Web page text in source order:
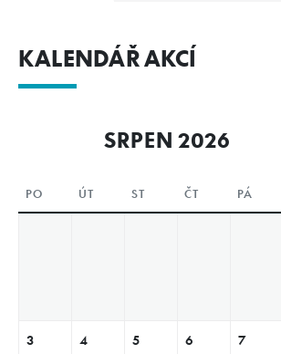
KALENDÁŘ AKCÍ
SRPEN 2026
PO ÚT ST ČT PÁ
3 4 5 6 7